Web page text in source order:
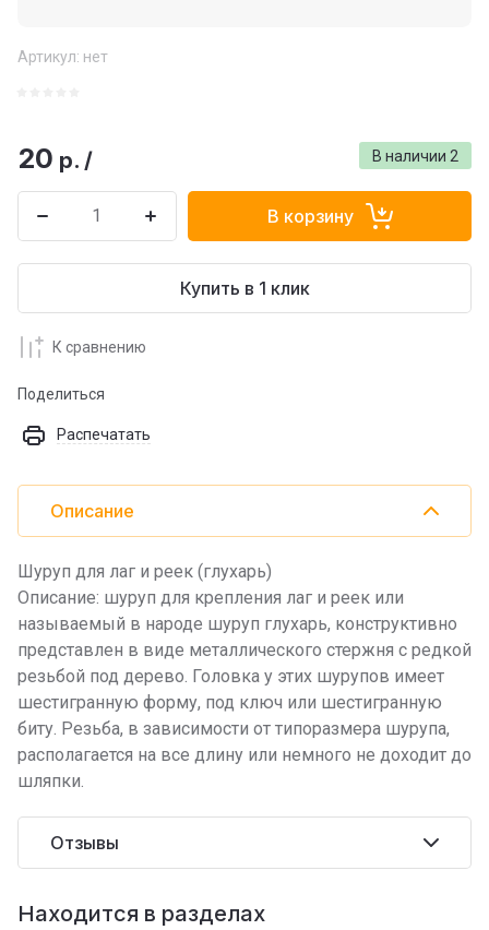
Артикул: нет
В наличии 2
20 р. /
В корзину
Купить в 1 клик
К сравнению
Поделиться
Распечатать
Описание
Шуруп для лаг и реек (глухарь)
Описание: шуруп для крепления лаг и реек или
называемый в народе шуруп глухарь, конструктивно
представлен в виде металлического стержня с редкой
резьбой под дерево. Головка у этих шурупов имеет
шестигранную форму, под ключ или шестигранную
биту. Резьба, в зависимости от типоразмера шурупа,
располагается на все длину или немного не доходит до
шляпки.
Отзывы
Находится в разделах